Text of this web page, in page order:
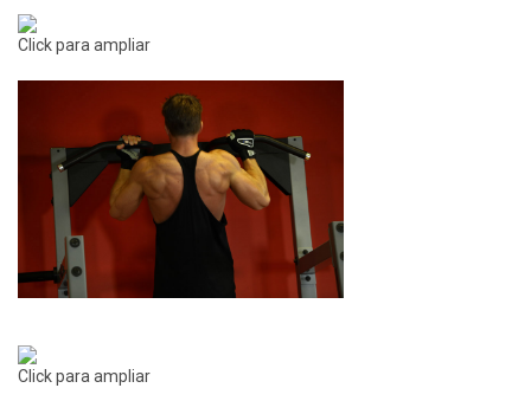
Click para ampliar
Click para ampliar